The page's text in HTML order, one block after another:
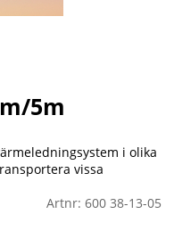
5m
i olika
vissa
Artnr: 600 38-13-05